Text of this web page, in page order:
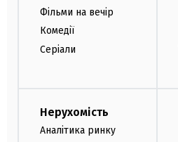
Фільми на вечір
Комедії
Серіали
Нерухомість
Аналітика ринку